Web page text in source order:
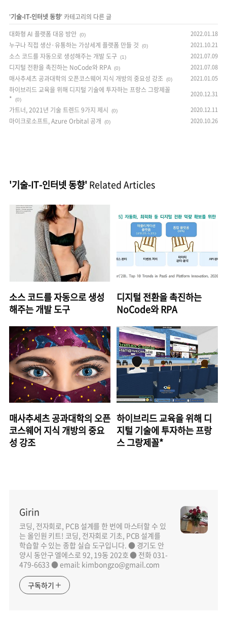
'기술-IT-인터넷 동향' 카테고리의 다른 글
대화형 AI 플랫폼 대응 방안 (0) 2022.01.18
누구나 직접 생산·유통하는 가상세계 플랫폼 만들 것 (0) 2021.10.21
소스 코드를 자동으로 생성해주는 개발 도구 (1) 2021.07.09
디지털 전환을 촉진하는 NoCode와 RPA (0) 2021.07.08
매사추세츠 공과대학의 오픈코스웨어 지식 개방의 중요성 강조 (0) 2021.01.05
하이브리드 교육을 위해 디지털 기술에 투자하는 프랑스 그랑제꼴
*
(0)
2020.12.31
가트너, 2021년 기술 트렌드 9가지 제시 (0) 2020.12.11
마이크로소프트, Azure Orbital 공개 (0) 2020.10.26
'기술-IT-인터넷 동향' Related Articles
소스 코드를 자동으로 생성
해주는 개발 도구
디지털 전환을 촉진하는
NoCode와 RPA
매사추세츠 공과대학의 오픈
코스웨어 지식 개방의 중요
성 강조
하이브리드 교육을 위해 디
지털 기술에 투자하는 프랑
스 그랑제꼴*
Girin
코딩, 전자회로, PCB 설계를 한 번에 마스터할 수 있
는 올인원 키트! 코딩, 전자회로 기초, PCB 설계를
학습할 수 있는 종합 실습 도구입니다. ● 경기도 안
양시 동안구 엘에스로 92, 19동 202호 ● 전화 031-
479-6633 ● email: kimbongzo@gmail.com
구독하기